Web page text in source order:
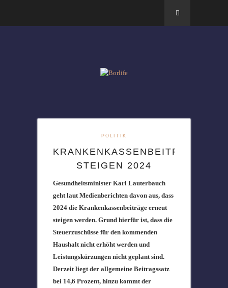
POLITIK
KRANKENKASSENBEITRÄGE
STEIGEN 2024
Gesundheitsminister Karl Lauterbauch
geht laut Medienberichten davon aus, dass
2024 die Krankenkassenbeiträge erneut
steigen werden. Grund hierfür ist, dass die
Steuerzuschüsse für den kommenden
Haushalt nicht erhöht werden und
Leistungskürzungen nicht geplant sind.
Derzeit liegt der allgemeine Beitragssatz
bei 14,6 Prozent, hinzu kommt der